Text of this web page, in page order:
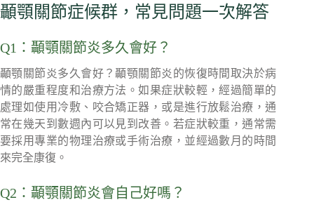
顳顎關節症候群，常見問題一次解答
Q1：顳顎關節炎多久會好？
顳顎關節炎多久會好？顳顎關節炎的恢復時間取決於病
情的嚴重程度和治療方法。如果症狀較輕，經過簡單的
處理如使用冷敷、咬合矯正器，或是進行放鬆治療，通
常在幾天到數週內可以見到改善。若症狀較重，通常需
要採用專業的物理治療或手術治療，並經過數月的時間
來完全康復。
Q2：顳顎關節炎會自己好嗎？